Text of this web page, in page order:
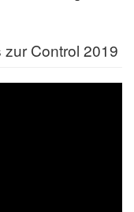
Control 2019